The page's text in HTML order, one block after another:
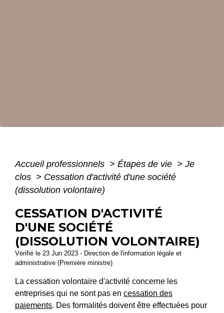
Accueil professionnels > Étapes de vie > Je
clos > Cessation d'activité d'une société
(dissolution volontaire)
CESSATION D'ACTIVITÉ
D'UNE SOCIÉTÉ
(DISSOLUTION VOLONTAIRE)
Vérifié le 23 Jun 2023 - Direction de l'information légale et
administrative (Première ministre)
La cessation volontaire d'activité concerne les
entreprises qui ne sont pas en cessation des
paiements. Des formalités doivent être effectuées pour